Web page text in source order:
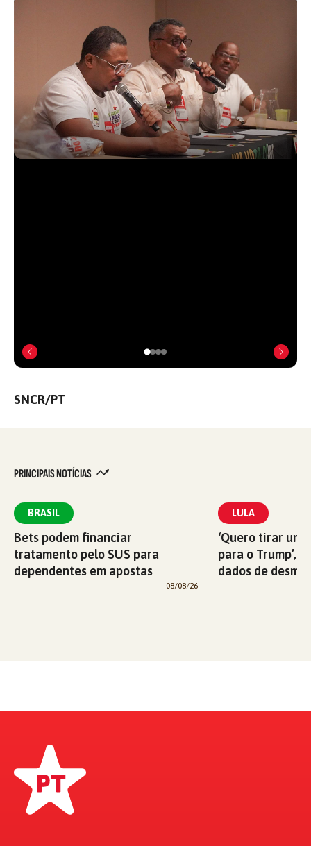
SNCR/PT
PRINCIPAIS NOTÍCIAS
BRASIL
Bets podem financiar
tratamento pelo SUS para
dependentes em apostas
08/08/26
LULA
‘Quero tirar
para o Trump’,
dados de